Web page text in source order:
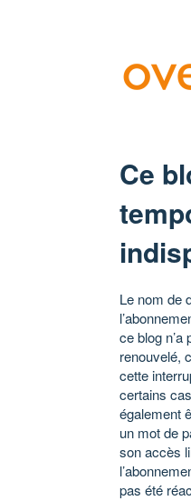
Ce
Le nom de
ce blog n’a
renouvelé,
cette
certains
également
un mot de
son accès
pas été